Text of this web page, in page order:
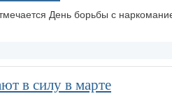
День борьбы с
в силу в марте